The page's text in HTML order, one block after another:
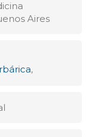
Aires
,